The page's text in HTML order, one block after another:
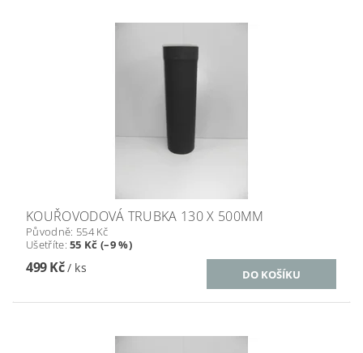
KOUŘOVODOVÁ TRUBKA 130 X 500MM
Původně: 554 Kč
Ušetříte:55 Kč (–9 %)
499 Kč/ ks